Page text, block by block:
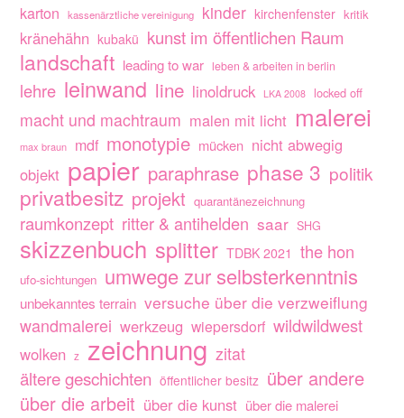
karton kassenärztliche vereinigung kinder kirchenfenster kritik
kränehähn kubakü kunst im öffentlichen Raum
landschaft leading to war leben & arbeiten in berlin
lehre leinwand line linoldruck LKA 2008 locked off
macht und machtraum malen mit licht malerei
max braun mdf monotypie mücken nicht abwegig
objekt papier paraphrase phase 3 politik
privatbesitz projekt quarantänezeichnung
raumkonzept ritter & antihelden saar SHG
skizzenbuch splitter TDBK 2021 the hon
ufo-sichtungen umwege zur selbsterkenntnis
unbekanntes terrain versuche über die verzweiflung
wandmalerei werkzeug wiepersdorf wildwildwest
wolken z zeichnung zitat
ältere geschichten öffentlicher besitz über andere
über die arbeit über die kunst über die malerei